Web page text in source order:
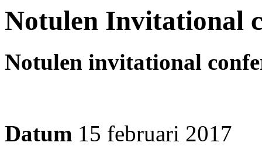
Notulen Invitational
Notulen invitational
Datum 15 februari 2017